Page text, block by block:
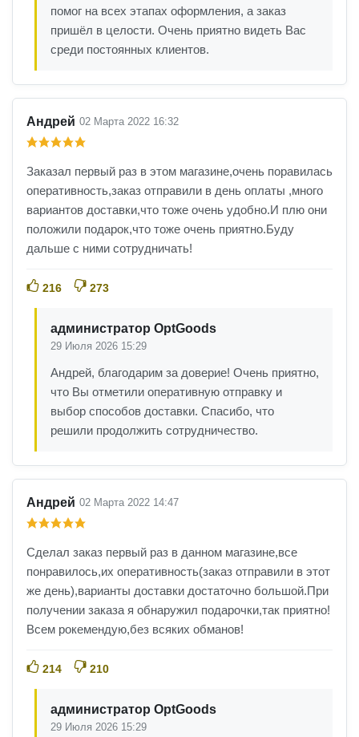
помог на всех этапах оформления, а заказ
пришёл в целости. Очень приятно видеть Вас
среди постоянных клиентов.
Андрей 02 Марта 2022 16:32
Заказал первый раз в этом магазине,очень поравилась
оперативность,заказ отправили в день оплаты ,много
вариантов доставки,что тоже очень удобно.И плю они
положили подарок,что тоже очень приятно.Буду
дальше с ними сотрудничать!
216 273
администратор OptGoods
29 Июля 2026 15:29
Андрей, благодарим за доверие! Очень приятно,
что Вы отметили оперативную отправку и
выбор способов доставки. Спасибо, что
решили продолжить сотрудничество.
Андрей 02 Марта 2022 14:47
Сделал заказ первый раз в данном магазине,все
понравилось,их оперативность(заказ отправили в этот
же день),варианты доставки достаточно большой.При
получении заказа я обнаружил подарочки,так приятно!
Всем рокемендую,без всяких обманов!
214 210
администратор OptGoods
29 Июля 2026 15:29